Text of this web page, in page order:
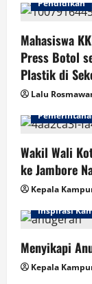
Pendidikan
Mahasiswa
Press Botol
Plastik di
Lalu
Wakil Wali
ke Jambore
Kepala
Inspirasi
Menyikapi
Kepala